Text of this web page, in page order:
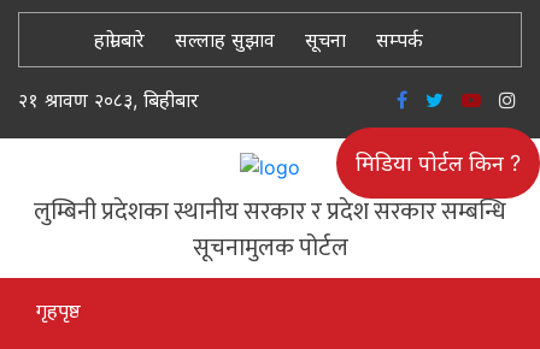
हाम्रो बारे सल्लाह सुझाव सूचना सम्पर्क
२१ श्रावण २०८३, बिहीबार
लुम्बिनी प्रदेशका स्थानीय सरकार र प्रदेश सरकार सम्बन्धि
सूचनामुलक पोर्टल
मिडिया पोर्टल किन ?
गृहपृष्ठ